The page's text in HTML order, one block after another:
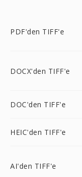
PDF'den TIFF'e
DOCX'den TIFF'e
DOC'den TIFF'e
HEIC'den TIFF'e
AI'den TIFF'e